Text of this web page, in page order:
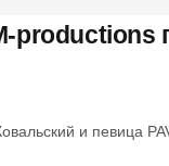
productions
и певица